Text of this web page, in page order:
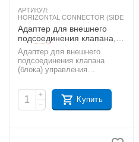
АРТИКУЛ:
HORIZONTAL CONNECTOR (SIDE
Адаптер для внешнего
подсоединения клапана,
4"
Адаптер для внешнего
подсоединения клапана
(блока) управления
mount 4") Код товара
- 00000004047.
+
−
Купить